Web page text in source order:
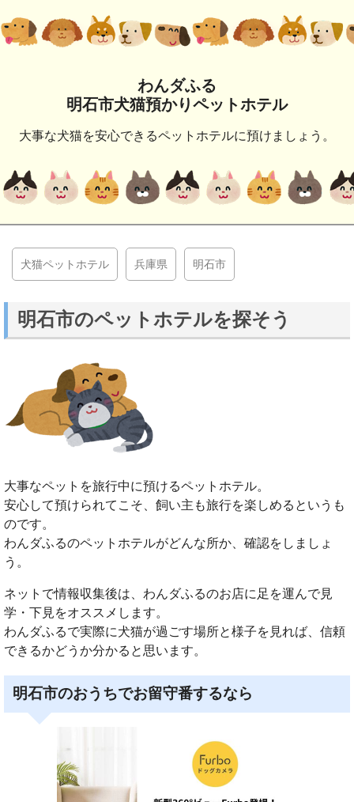
わんダふる
明石市犬猫預かりペットホテル
大事な犬猫を安心できるペットホテルに預けましょう。
犬猫ペットホテル 兵庫県 明石市
明石市のペットホテルを探そう
大事なペットを旅行中に預けるペットホテル。
安心して預けられてこそ、飼い主も旅行を楽しめるというも
のです。
わんダふるのペットホテルがどんな所か、確認をしましょ
う。
ネットで情報収集後は、わんダふるのお店に足を運んで見
学・下見をオススメします。
わんダふるで実際に犬猫が過ごす場所と様子を見れば、信頼
できるかどうか分かると思います。
明石市のおうちでお留守番するなら